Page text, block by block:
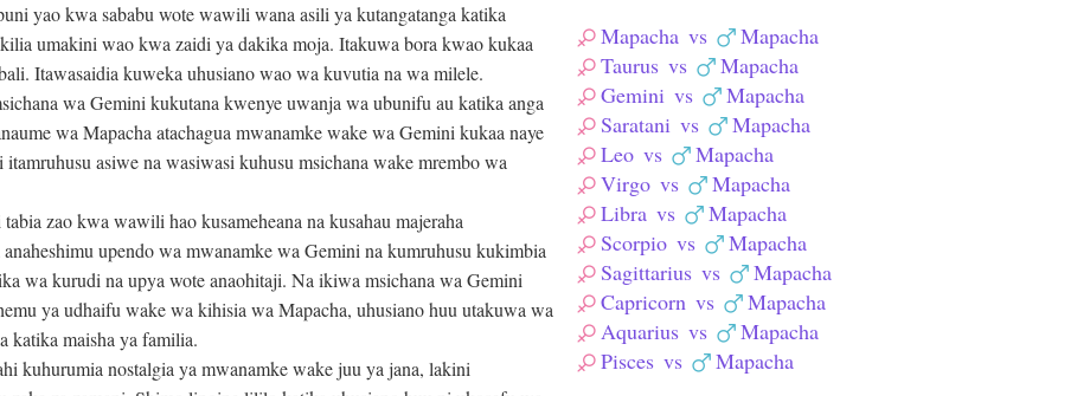
yao kwa sababu wote wawili wana asili ya kutangatanga katika
umakini wao kwa zaidi ya dakika moja. Itakuwa bora kwao kukaa
Itawasaidia kuweka uhusiano wao wa kuvutia na wa milele.
wa Gemini kukutana kwenye uwanja wa ubunifu au katika anga
wa Mapacha atachagua mwanamke wake wa Gemini kukaa naye
asiwe na wasiwasi kuhusu msichana wake mrembo wa
zao kwa wawili hao kusameheana na kusahau majeraha
upendo wa mwanamke wa Gemini na kumruhusu kukimbia
wa kurudi na upya wote anaohitaji. Na ikiwa msichana wa Gemini
ya udhaifu wake wa kihisia wa Mapacha, uhusiano huu utakuwa wa
katika maisha ya familia.
kuhurumia nostalgia ya mwanamke wake juu ya jana, lakini
Mapacha vs
Mapacha
Taurus vs
Mapacha
Gemini vs
Mapacha
Saratani vs
Mapacha
Leo vs
Mapacha
Virgo vs
Mapacha
Libra vs
Mapacha
Scorpio vs
Mapacha
Sagittarius vs
Mapacha
Capricorn vs
Mapacha
Aquarius vs
Mapacha
Pisces vs Mapacha